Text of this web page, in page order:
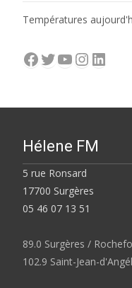
Températures
Facebook
Twitter
YouTube
Hélene FM
5 rue Ronsard
17700 Surgères
05 46 07 13 51
89.0 Surgères /
102.9 Saint-Jean-